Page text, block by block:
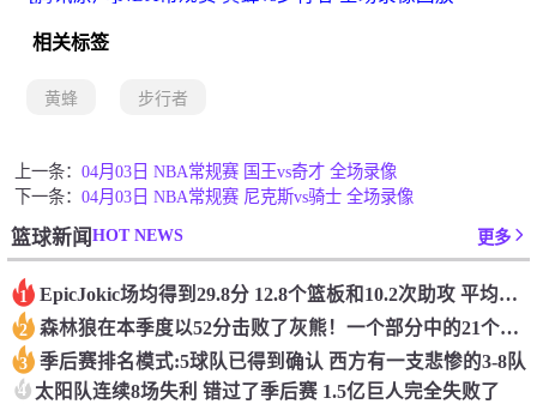
相关标签
黄蜂 步行者
上一条： 04月03日 NBA常规赛 国王vs奇才 全场录像
下一条： 04月03日 NBA常规赛 尼克斯vs骑士 全场录像
篮球新闻HOT NEWS 更多
1 Epic️Jokic场均得到29.8分 12.8个篮板和10.2次助攻 平均三双很容易吗？
2 森林狼在本季度以52分击败了灰熊！一个部分中的21个中有18个！骑着摇头丸的战士第六 湖船不舒服
3 季后赛排名模式:5球队已得到确认 西方有一支悲惨的3-8队
4 太阳队连续8场失利 错过了季后赛 1.5亿巨人完全失败了